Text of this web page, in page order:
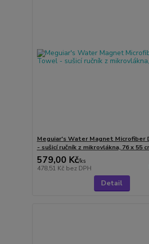
Meguiar's Water Magnet Microfiber
- sušicí ručník z mikrovlákna, 76 x 55
579,00 Kč/ks
478,51 Kč bez DPH
Detail